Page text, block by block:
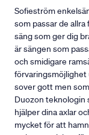
Sofieström
som passar de
säng som ger dig
är sängen som
och smidigare
förvaringsmöjlighet
sover gott men
Duozon teknologin
hjälper dina axlar
mycket för att